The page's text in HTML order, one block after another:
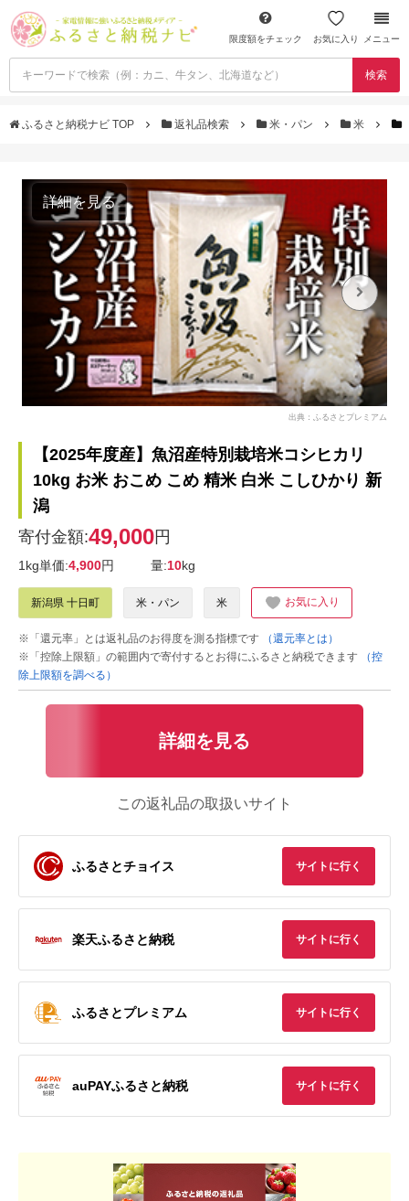
限度額をチェック お気に入り メニュー
検索
ふるさと納税ナビ TOP 返礼品検索 米・パン 米
詳細を見る
出典：ふるさとプレミアム
【2025年度産】魚沼産特別栽培米コシヒカリ
10kg お米 おこめ こめ 精米 白米 こしひかり 新
潟
寄付金額:49,000円
1kg単価:4,900円 量:10kg
新潟県 十日町 米・パン 米 お気に入り
※「還元率」とは返礼品のお得度を測る指標です
（還元率とは）
※「控除上限額」の範囲内で寄付するとお得にふるさと納税できます
（控
除上限額を調べる）
詳細を見る
この返礼品の取扱いサイト
ふるさとチョイス サイトに行く
楽天ふるさと納税 サイトに行く
ふるさとプレミアム サイトに行く
auPAYふるさと納税 サイトに行く